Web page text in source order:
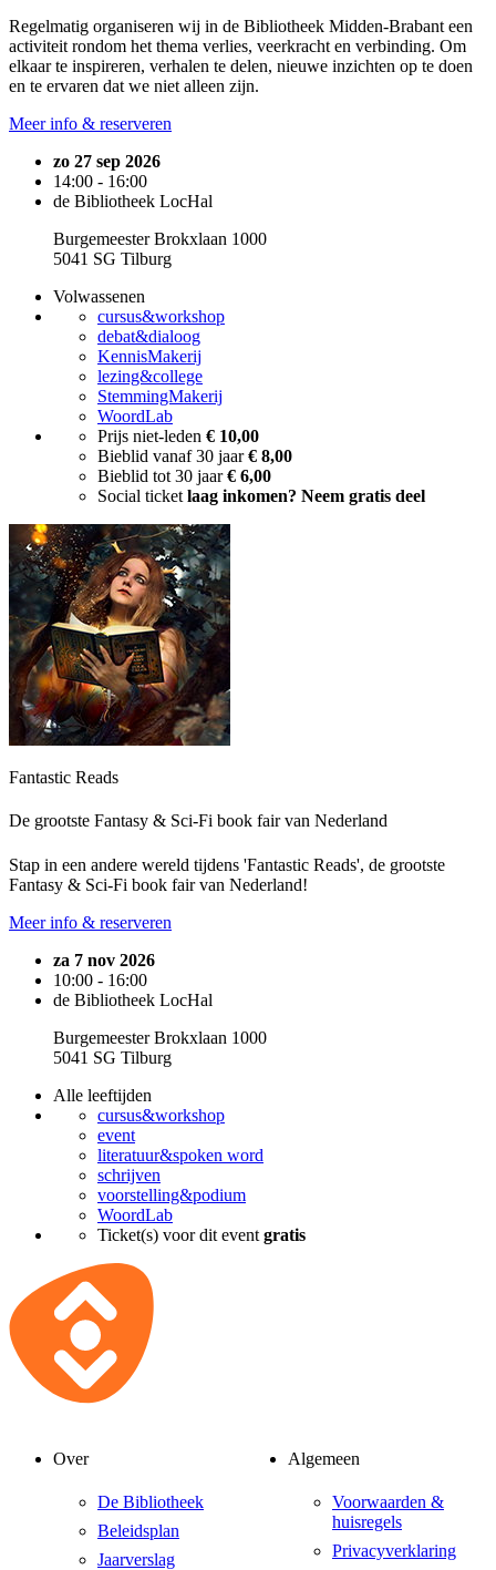
Regelmatig organiseren wij in de Bibliotheek Midden-Brabant een
activiteit rondom het thema verlies, veerkracht en verbinding. Om
elkaar te inspireren, verhalen te delen, nieuwe inzichten op te doen
en te ervaren dat we niet alleen zijn.
Meer info & reserveren
zo 27 sep 2026
14:00 - 16:00
de Bibliotheek LocHal
Burgemeester Brokxlaan 1000
5041 SG Tilburg
Volwassenen
cursus&workshop
debat&dialoog
KennisMakerij
lezing&college
StemmingMakerij
WoordLab
Prijs niet-leden € 10,00
Bieblid vanaf 30 jaar€ 8,00
Bieblid tot 30 jaar€ 6,00
Social ticket laag inkomen? Neem gratis deel
Fantastic Reads
De grootste Fantasy & Sci-Fi book fair van Nederland
Stap in een andere wereld tijdens 'Fantastic Reads', de grootste
Fantasy & Sci-Fi book fair van Nederland!
Meer info & reserveren
za 7 nov 2026
10:00 - 16:00
de Bibliotheek LocHal
Burgemeester Brokxlaan 1000
5041 SG Tilburg
Alle leeftijden
cursus&workshop
event
literatuur&spoken word
schrijven
voorstelling&podium
WoordLab
Ticket(s) voor dit event gratis
Over
De Bibliotheek
Beleidsplan
Jaarverslag
Algemeen
Voorwaarden &
huisregels
Privacyverklaring